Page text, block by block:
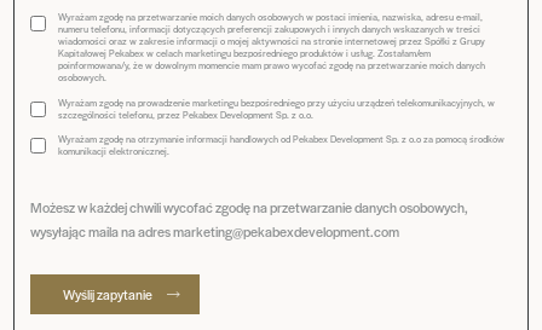
Wyrażam zgodę na przetwarzanie moich danych osobowych w postaci imienia, nazwiska, adresu e-mail,
numeru telefonu, informacji dotyczących preferencji zakupowych i innych danych wskazanych w treści
wiadomości oraz w zakresie informacji o mojej aktywności na stronie internetowej przez Spółki z Grupy
Kapitałowej Pekabex w celach marketingu bezpośredniego produktów i usług. Zostałam/em
poinformowana/y, że w dowolnym momencie mam prawo wycofać zgodę na przetwarzanie moich danych
osobowych.
Wyrażam zgodę na prowadzenie marketingu bezpośredniego przy użyciu urządzeń telekomunikacyjnych, w
szczególności telefonu, przez Pekabex Development Sp. z o.o.
Wyrażam zgodę na otrzymanie informacji handlowych od Pekabex Development Sp. z o.o za pomocą środków
komunikacji elektronicznej.
Możesz w każdej chwili wycofać zgodę na przetwarzanie danych osobowych,
wysyłając maila na adres marketing@pekabexdevelopment.com
Wyślij zapytanie